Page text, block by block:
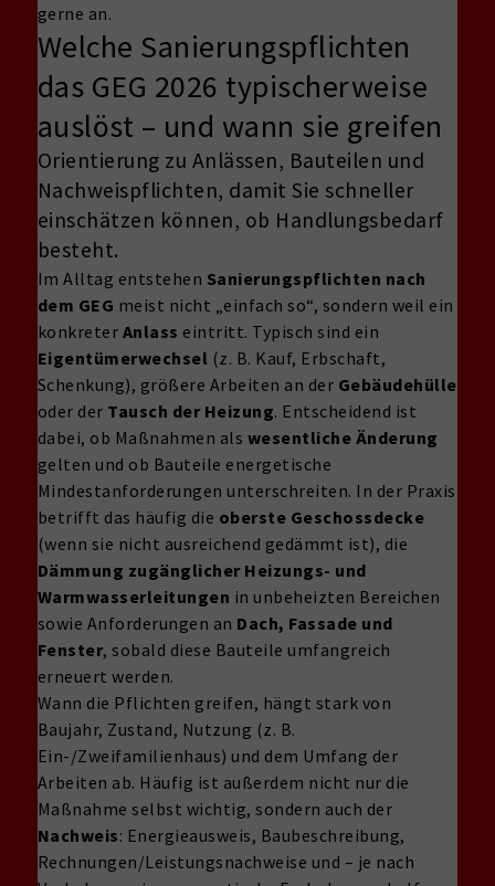
gerne an.
Welche Sanierungspflichten
das GEG 2026 typischerweise
auslöst – und wann sie greifen
Orientierung zu Anlässen, Bauteilen und
Nachweispflichten, damit Sie schneller
einschätzen können, ob Handlungsbedarf
besteht.
Im Alltag entstehen Sanierungspflichten nach
dem GEG meist nicht „einfach so“, sondern weil ein
konkreter Anlass eintritt. Typisch sind ein
Eigentümerwechsel (z. B. Kauf, Erbschaft,
Schenkung), größere Arbeiten an der Gebäudehülle
oder der Tausch der Heizung. Entscheidend ist
dabei, ob Maßnahmen als wesentliche Änderung
gelten und ob Bauteile energetische
Mindestanforderungen unterschreiten. In der Praxis
betrifft das häufig die oberste Geschossdecke
(wenn sie nicht ausreichend gedämmt ist), die
Dämmung zugänglicher Heizungs- und
Warmwasserleitungen in unbeheizten Bereichen
sowie Anforderungen an Dach, Fassade und
Fenster, sobald diese Bauteile umfangreich
erneuert werden.
Wann die Pflichten greifen, hängt stark von
Baujahr, Zustand, Nutzung (z. B.
Ein-/Zweifamilienhaus) und dem Umfang der
Arbeiten ab. Häufig ist außerdem nicht nur die
Maßnahme selbst wichtig, sondern auch der
Nachweis: Energieausweis, Baubeschreibung,
Rechnungen/Leistungsnachweise und – je nach